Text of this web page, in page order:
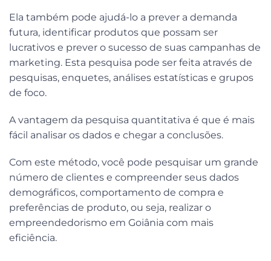
Ela também pode ajudá-lo a prever a demanda
futura, identificar produtos que possam ser
lucrativos e prever o sucesso de suas campanhas de
marketing. Esta pesquisa pode ser feita através de
pesquisas, enquetes, análises estatísticas e grupos
de foco.
A vantagem da pesquisa quantitativa é que é mais
fácil analisar os dados e chegar a conclusões.
Com este método, você pode pesquisar um grande
número de clientes e compreender seus dados
demográficos, comportamento de compra e
preferências de produto, ou seja, realizar o
empreendedorismo em Goiânia com mais
eficiência.